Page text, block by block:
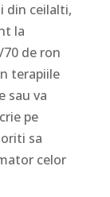
din ceilalti,
la
de ron
terapiile
sau va
pe
sa
celor